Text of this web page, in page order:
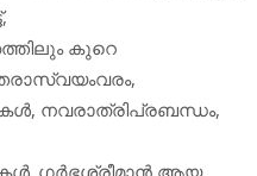
കുറെ
നവരാത്രിപ്രബന്ധം,